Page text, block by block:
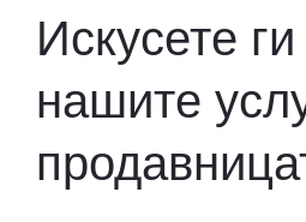
Искусете ги
нашите